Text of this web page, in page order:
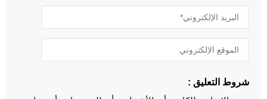
شروط التعليق :